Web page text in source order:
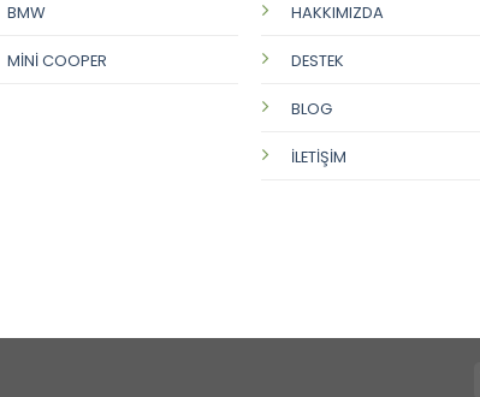
BMW
MİNİ COOPER
HAKKIMIZDA
DESTEK
BLOG
İLETİŞİM